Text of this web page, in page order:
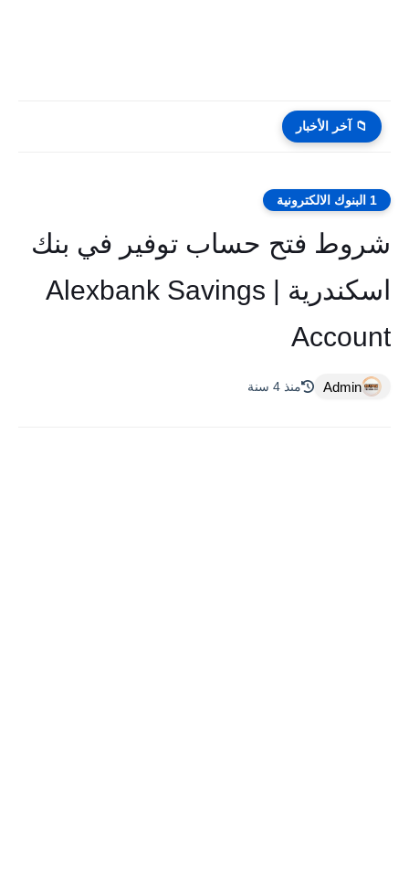
📁 آخر الأخبار
1 البنوك الالكترونية
شروط فتح حساب توفير في بنك
اسكندرية | Alexbank Savings
Account
Admin منذ 4 سنة